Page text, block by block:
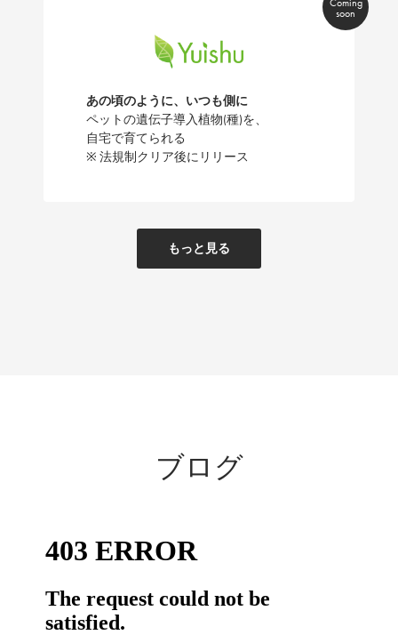
あの頃のように、いつも側に
ペットの遺伝子導入植物(種)を、
自宅で育てられる
※ 法規制クリア後にリリース
もっと見る
ブログ